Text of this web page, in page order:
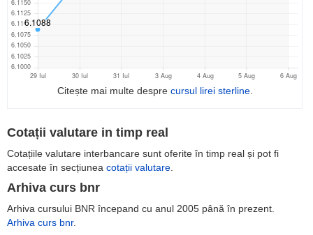
Citește mai multe despre cursul lirei sterline.
Cotații valutare in timp real
Cotațiile valutare interbancare sunt oferite în timp real și pot fi
accesate în secțiunea cotații valutare
Arhiva curs bnr
Arhiva cursului BNR începand cu anul 2005 până în prezent.
Arhiva curs bnr.